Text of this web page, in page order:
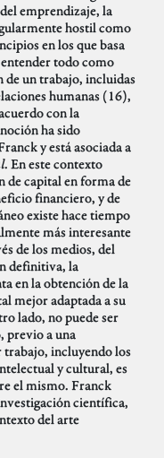
emprendizaje, la
hostil como
en los que basa
todo como
de un trabajo, incluidas
humanas (16),
con la
ha sido
y está asociada a
. En este contexto
de capital en forma de
financiero, y de
existe hace tiempo
más interesante
de los medios, del
definitiva, la
en la obtención de la
mejor adaptada a su
lado, no puede ser
previo a una
incluyendo los
y cultural, es
el mismo. Franck
científica,
del arte